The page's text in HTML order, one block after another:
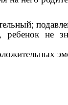
ребенок не